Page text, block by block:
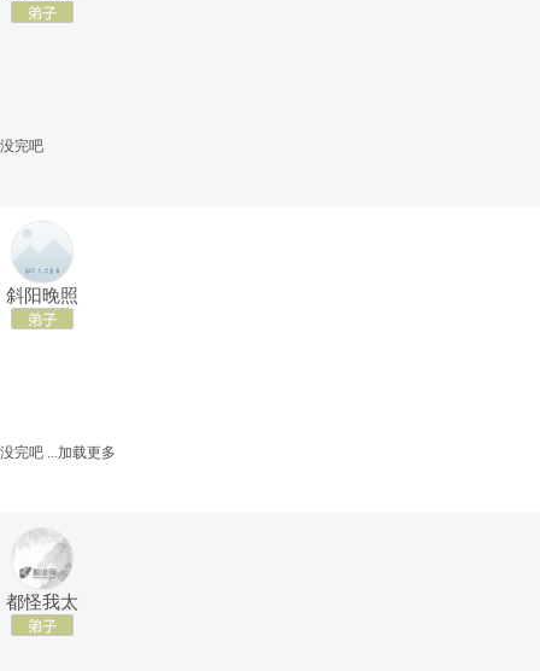
没完吧
斜阳晚照
没完吧 ...加载更多
都怪我太